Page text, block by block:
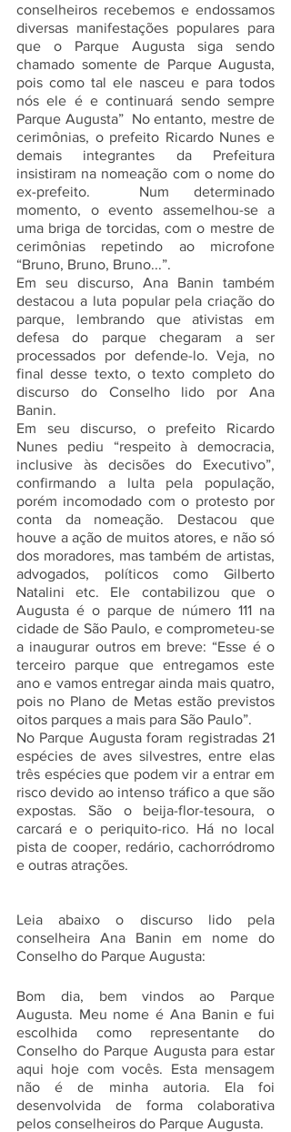
conselheiros recebemos e endossamos
diversas manifestações populares para
que o Parque Augusta siga sendo
chamado somente de Parque Augusta,
pois como tal ele nasceu e para todos
nós ele é e continuará sendo sempre
Parque Augusta”  No entanto, mestre de
cerimônias, o prefeito Ricardo Nunes e
demais integrantes da Prefeitura
insistiram na nomeação com o nome do
ex-prefeito.  Num determinado
momento, o evento assemelhou-se a
uma briga de torcidas, com o mestre de
cerimônias repetindo ao microfone
“Bruno, Bruno, Bruno...”.
Em seu discurso, Ana Banin também
destacou a luta popular pela criação do
parque, lembrando que ativistas em
defesa do parque chegaram a ser
processados por defende-lo. Veja, no
final desse texto, o texto completo do
discurso do Conselho lido por Ana
Banin.
Em seu discurso, o prefeito Ricardo
Nunes pediu “respeito à democracia,
inclusive às decisões do Executivo”,
confirmando a lulta pela população,
porém incomodado com o protesto por
conta da nomeação. Destacou que
houve a ação de muitos atores, e não só
dos moradores, mas também de artistas,
advogados, políticos como Gilberto
Natalini etc. Ele contabilizou que o
Augusta é o parque de número 111 na
cidade de São Paulo, e comprometeu-se
a inaugurar outros em breve: “Esse é o
terceiro parque que entregamos este
ano e vamos entregar ainda mais quatro,
pois no Plano de Metas estão previstos
oitos parques a mais para São Paulo”.
No Parque Augusta foram registradas 21
espécies de aves silvestres, entre elas
três espécies que podem vir a entrar em
risco devido ao intenso tráfico a que são
expostas. São o beija-flor-tesoura, o
carcará e o periquito-rico. Há no local
pista de cooper, redário, cachorródromo
e outras atrações.
Leia abaixo o discurso lido pela
conselheira Ana Banin em nome do
Conselho do Parque Augusta:
Bom dia, bem vindos ao Parque
Augusta. Meu nome é Ana Banin e fui
escolhida como representante do
Conselho do Parque Augusta para estar
aqui hoje com vocês. Esta mensagem
não é de minha autoria. Ela foi
desenvolvida de forma colaborativa
pelos conselheiros do Parque Augusta.